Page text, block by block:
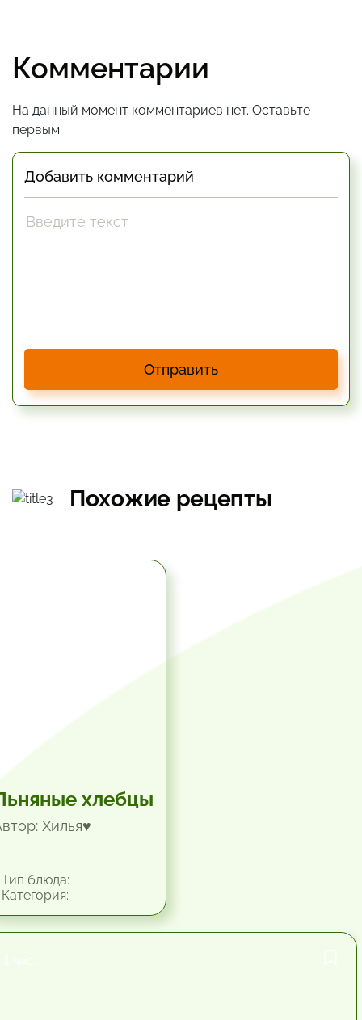
Комментарии
На данный момент комментариев нет. Оставьте
первым.
Добавить комментарий
Отправить
Похожие рецепты
хлебцы
Хилья♥
блюда: